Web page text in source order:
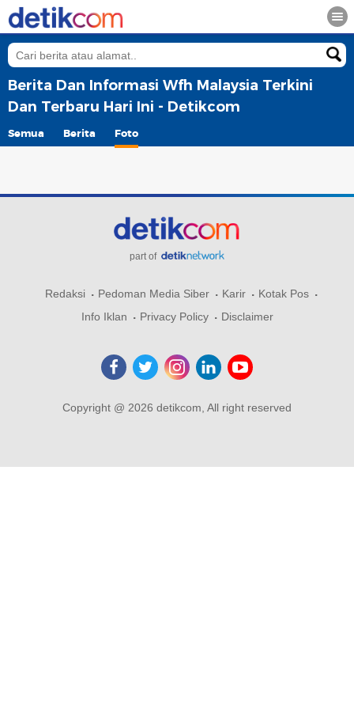
Berita Dan Informasi Wfh Malaysia Terkini
Dan Terbaru Hari Ini - Detikcom
Semua Berita Foto
part of
Redaksi Pedoman Media Siber Karir
Kotak Pos
Info Iklan
Privacy Policy Disclaimer
Copyright @ 2026 detikcom, All right reserved